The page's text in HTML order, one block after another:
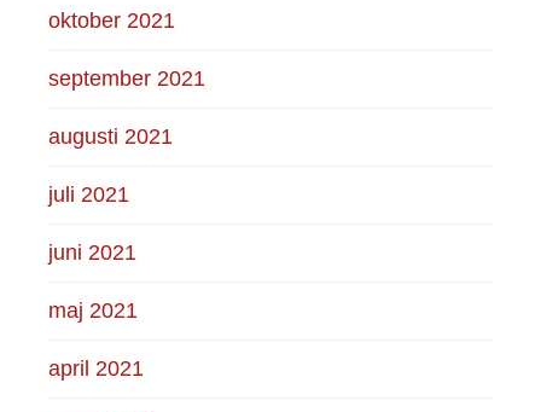
oktober 2021
september 2021
augusti 2021
juli 2021
juni 2021
maj 2021
april 2021